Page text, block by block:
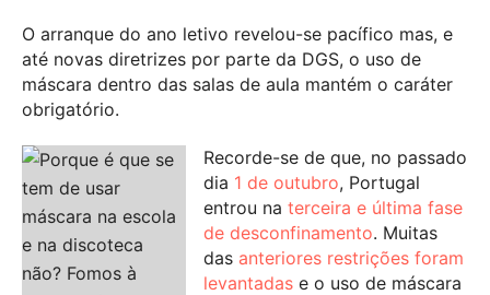
O arranque do ano letivo revelou-se pacífico mas, e
até novas diretrizes por parte da DGS, o uso de
máscara dentro das salas de aula mantém o caráter
obrigatório.
Recorde-se de que, no passado
dia 1 de outubro, Portugal
entrou na terceira e última fase
de desconfinamento. Muitas
das anteriores restrições foram
levantadas e o uso de máscara